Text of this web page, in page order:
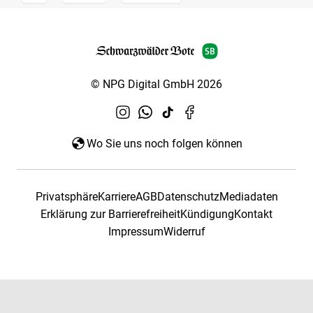
© NPG Digital GmbH 2026
Wo Sie uns noch folgen können
PrivatsphäreKarriereAGBDatenschutzMediadaten
Erklärung zur BarrierefreiheitKündigungKontakt
ImpressumWiderruf